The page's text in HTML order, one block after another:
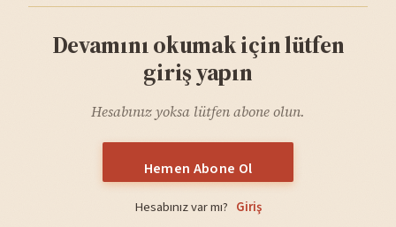
Devamını okumak için lütfen
giriş yapın
Hesabınız yoksa lütfen abone olun.
Hemen Abone Ol
Hesabınız var mı? Giriş